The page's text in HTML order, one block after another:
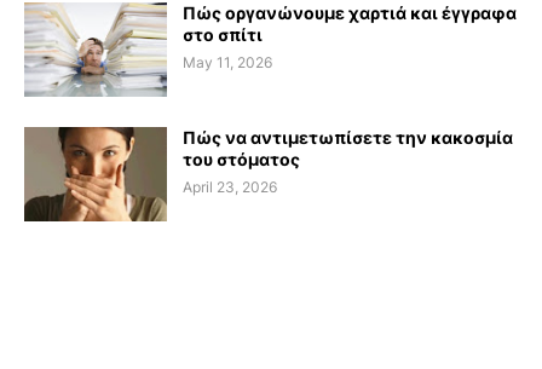
Πώς οργανώνουμε χαρτιά και έγγραφα
στο σπίτι
May 11, 2026
Πώς να αντιμετωπίσετε την κακοσμία
του στόματος
April 23, 2026